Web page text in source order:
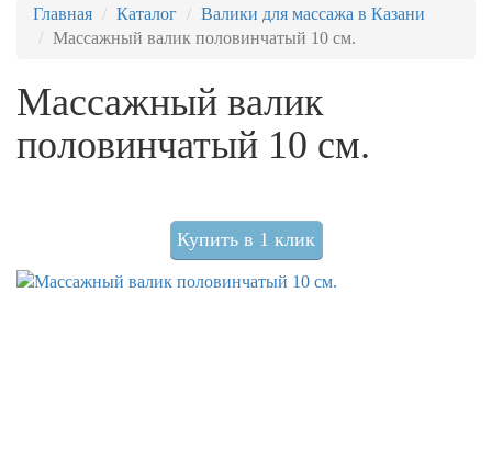
Главная Каталог
Валики для массажа в Казани
Массажный валик половинчатый 10 см.
Массажный валик
половинчатый 10 см.
Купить в 1 клик